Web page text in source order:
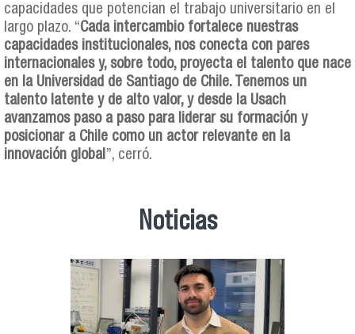
capacidades que potencian el trabajo universitario en el
largo plazo. “Cada intercambio fortalece nuestras
capacidades institucionales, nos conecta con pares
internacionales y, sobre todo, proyecta el talento que nace
en la Universidad de Santiago de Chile. Tenemos un
talento latente y de alto valor, y desde la Usach
avanzamos paso a paso para liderar su formación y
posicionar a Chile como un actor relevante en la
innovación global ”, cerró.
Noticias